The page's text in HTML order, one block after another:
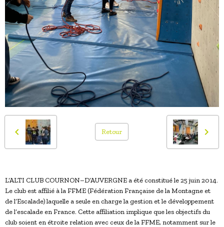
Retour
L’ALTI CLUB COURNON–D’AUVERGNE a été constitué le 25 juin 2014.
Le club est affilié à la FFME (Fédération Française de la Montagne et
de l’Escalade) laquelle a seule en charge la gestion et le développement
de l’escalade en France. Cette affiliation implique que les objectifs du
club soient en étroite relation avec ceux de la FFME, notamment sur le